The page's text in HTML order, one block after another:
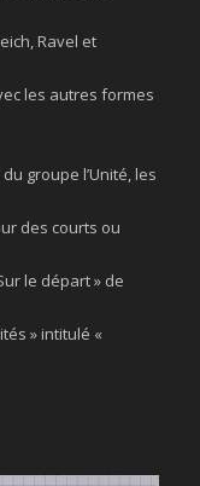
Ravel et
les autres formes
groupe l’Unité, les
des courts ou
le départ » de
» intitulé «